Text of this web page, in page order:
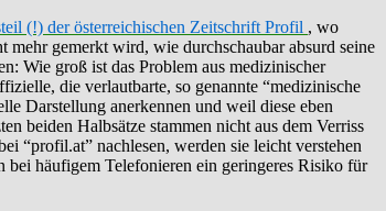
(!) der österreichischen Zeitschrift Profil , wo
gemerkt wird, wie durchschaubar absurd seine
Wie groß ist das Problem aus medizinischer
die verlautbarte, so genannte “medizinische
Darstellung anerkennen und weil diese eben
beiden Halbsätze stammen nicht aus dem Verriss
“profil.at” nachlesen, werden sie leicht verstehen
bei häufigem Telefonieren ein geringeres Risiko für